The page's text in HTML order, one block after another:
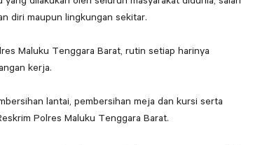
diri maupun lingkungan sekitar.
Maluku Tenggara Barat, rutin setiap harinya
kerja.
lantai, pembersihan meja dan kursi serta
Polres Maluku Tenggara Barat.